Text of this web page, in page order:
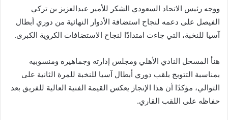
ووجه رئيس الاتحاد السعودي الشكر للأمير عبدالعزيز بن تركي
الفيصل على دعمه لنجاح استضافة الأدوار النهائية من دوري أبطال
آسيا للنخبة، التي جاءت امتدادًا لنجاح الاستضافات الكروية الكبرى.
هنأ المسحل النادي الأهلي ومجلس إدارته وجماهيره ومنسوبيه
بمناسبة التتويج بلقب دوري أبطال آسيا للنخبة للمرة الثانية على
التوالي، مؤكدًا أن هذا الإنجاز يعكس القيمة الفنية العالية للفريق بعد
حفاظه على اللقب القاري.